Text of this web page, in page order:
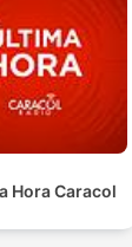
Hora Caracol